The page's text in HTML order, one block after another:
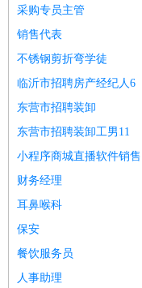
采购专员主管
销售代表
不锈钢剪折弯学徒
临沂市招聘房产经纪人6
东营市招聘装卸
东营市招聘装卸工男11
小程序商城直播软件销售
财务经理
耳鼻喉科
保安
餐饮服务员
人事助理